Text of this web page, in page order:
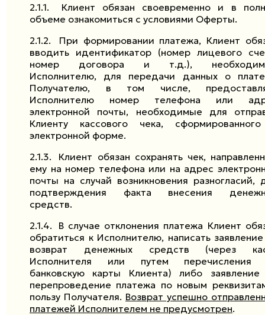
2.1.1.
Клиент обязан своевременно и в
объеме ознакомиться с условиями Оферты.
2.1.2.
При формировании платежа, Клиент
вводить идентификатор (номер лицевого
номер договора и т.д.),
Исполнителю, для передачи данных о
Получателю, в том числе,
Исполнителю номер телефона или
электронной почты, необходимые для
Клиенту кассового чека,
электронной форме.
2.1.3.
Клиент обязан сохранять чек,
ему на номер телефона или на адрес
почты на случай возникновения разногласий,
подтверждения факта внесения
средств.
2.1.4.
В случае отклонения платежа Клиент
обратиться к Исполнителю, написать
возврат денежных средств (через
Исполнителя или путем перечисления
банковскую карты Клиента) либо заявление
перепроведение платежа по новым
пользу Получателя. Возврат успешно
платежей Исполнителем не предусмотрен.